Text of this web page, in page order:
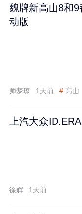
魏牌新高山8和
动版
师梦琼 1天前 # 高山
上汽大众
徐辉 1天前